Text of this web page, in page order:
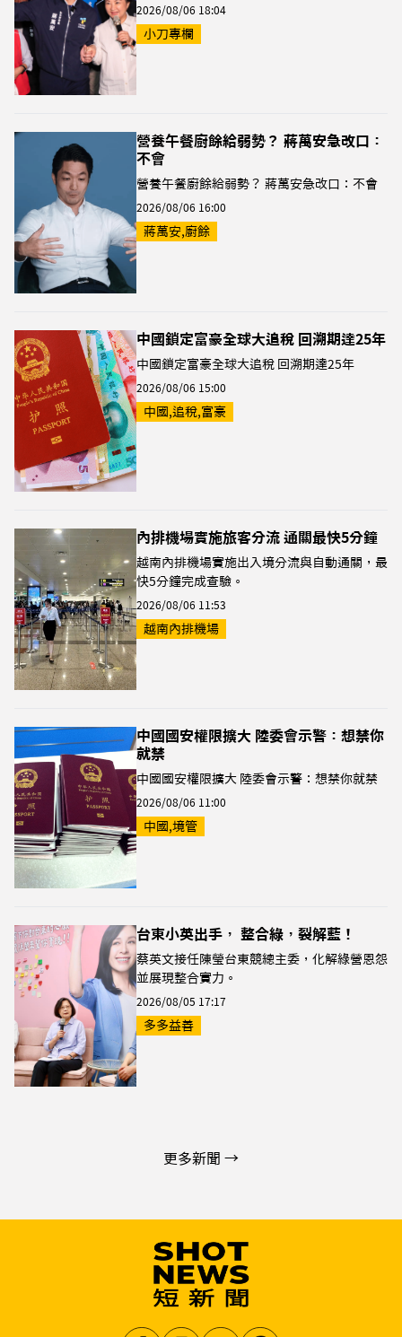
2026/08/06 18:04
小刀專欄
營養午餐廚餘給弱勢？ 蔣萬安急改口：
不會
營養午餐廚餘給弱勢？ 蔣萬安急改口：不會
2026/08/06 16:00
蔣萬安,廚餘
中國鎖定富豪全球大追稅 回溯期達25年
中國鎖定富豪全球大追稅 回溯期達25年
2026/08/06 15:00
中國,追稅,富豪
內排機場實施旅客分流 通關最快5分鐘
越南內排機場實施出入境分流與自動通關，最
快5分鐘完成查驗。
2026/08/06 11:53
越南內排機場
中國國安權限擴大 陸委會示警：想禁你
就禁
中國國安權限擴大 陸委會示警：想禁你就禁
2026/08/06 11:00
中國,境管
台東小英出手， 整合綠，裂解藍！
蔡英文接任陳瑩台東競總主委，化解綠營恩怨
並展現整合實力。
2026/08/05 17:17
多多益善
更多新聞 →